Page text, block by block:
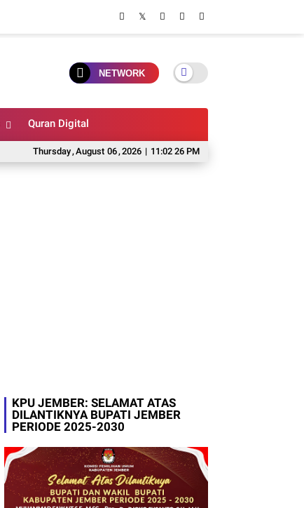
NETWORK
Quran Digital
Thursday,August 06,2026 | 11:02 27 PM
KPU JEMBER: SELAMAT ATAS
DILANTIKNYA BUPATI JEMBER
PERIODE 2025-2030